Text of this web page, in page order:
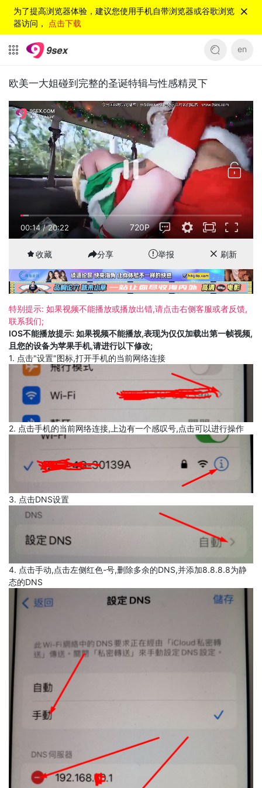
为了提高浏览器体验，建议您使用手机自带浏览器或谷歌浏览
器访问， 点击下载
en
欧美一大姐碰到完整的圣诞特辑与性感精灵下
00:14/20:22 720P
收藏 分享 举报 刷新
特别提示: 如果视频不能播放或播放出错,请点击右侧客服或者反馈,
联系我们;
IOS不能播放提示: 如果视频不能播放,表现为仅仅加载出第一帧视频,
且您的设备为苹果手机,请进行以下修改;
1. 点击"设置"图标,打开手机的当前网络连接
2. 点击手机的当前网络连接,上边有一个感叹号,点击可以进行操作
3. 点击DNS设置
4. 点击手动,点击左侧红色-号,删除多余的DNS,并添加8.8.8.8为静
态的DNS